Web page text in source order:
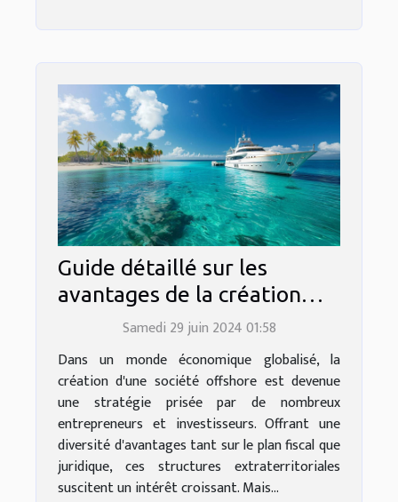
Guide détaillé sur les
avantages de la création
d'une société offshore
Samedi 29 juin 2024 01:58
Dans un monde économique globalisé, la
création d'une société offshore est devenue
une stratégie prisée par de nombreux
entrepreneurs et investisseurs. Offrant une
diversité d'avantages tant sur le plan fiscal que
juridique, ces structures extraterritoriales
suscitent un intérêt croissant. Mais...